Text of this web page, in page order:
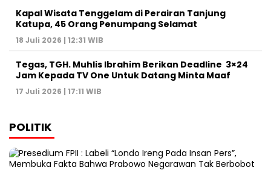
Kapal Wisata Tenggelam di Perairan Tanjung
Katupa, 45 Orang Penumpang Selamat
18 Juli 2026 | 12:31 WIB
Tegas, TGH. Muhlis Ibrahim Berikan Deadline 3×24
Jam Kepada TV One Untuk Datang Minta Maaf
17 Juli 2026 | 17:11 WIB
POLITIK